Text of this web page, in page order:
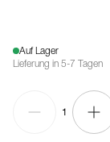
Auf Lager
Lieferung in 5-7 Tagen
1